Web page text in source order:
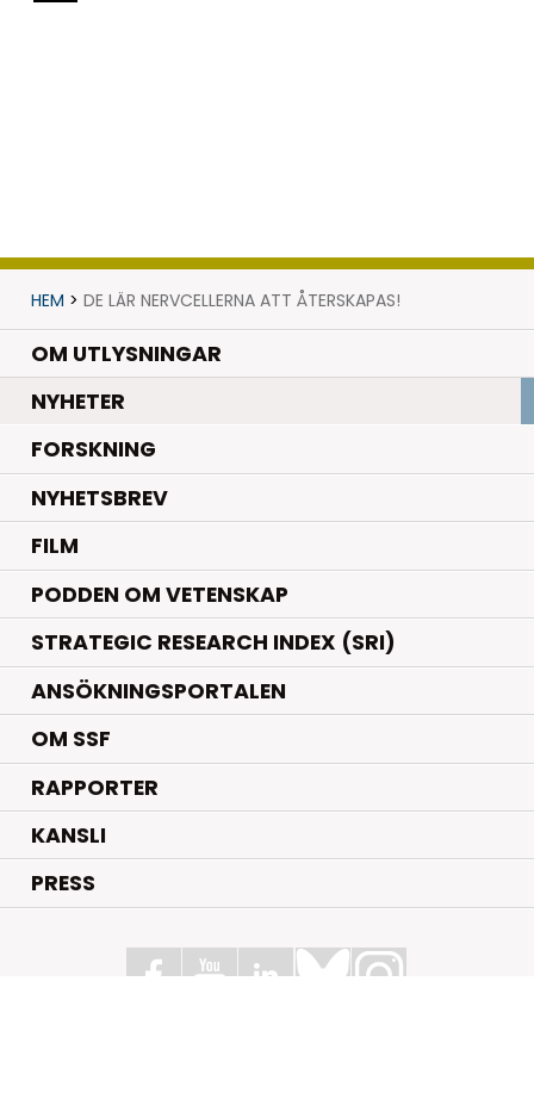
HEM > DE LÄR NERVCELLERNA ATT ÅTERSKAPAS!
OM UTLYSNINGAR
NYHETER.
FORSKNING.
NYHETSBREV
FILM
PODDEN OM VETENSKAP
STRATEGIC RESEARCH INDEX (SRI)
ANSÖKNINGSPORTALEN
OM SSF
RAPPORTER
KANSLI
PRESS